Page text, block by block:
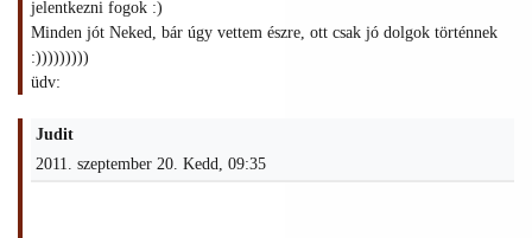
jelentkezni fogok :)
Minden jót Neked, bár úgy vettem észre, ott csak jó dolgok történnek
:)))))))))
üdv:
Judit
2011. szeptember 20. Kedd, 09:35